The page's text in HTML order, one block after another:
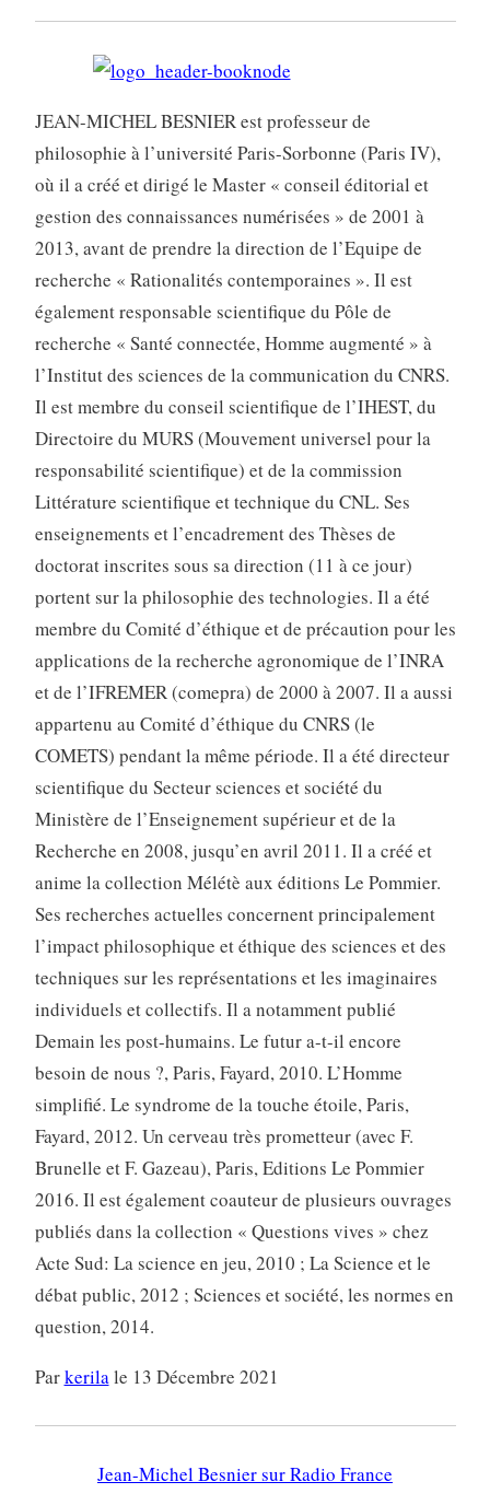
JEAN-MICHEL BESNIER est professeur de
philosophie à l’université Paris-Sorbonne (Paris IV),
où il a créé et dirigé le Master « conseil éditorial et
gestion des connaissances numérisées » de 2001 à
2013, avant de prendre la direction de l’Equipe de
recherche « Rationalités contemporaines ». Il est
également responsable scientifique du Pôle de
recherche « Santé connectée, Homme augmenté » à
l’Institut des sciences de la communication du CNRS.
Il est membre du conseil scientifique de l’IHEST, du
Directoire du MURS (Mouvement universel pour la
responsabilité scientifique) et de la commission
Littérature scientifique et technique du CNL. Ses
enseignements et l’encadrement des Thèses de
doctorat inscrites sous sa direction (11 à ce jour)
portent sur la philosophie des technologies. Il a été
membre du Comité d’éthique et de précaution pour les
applications de la recherche agronomique de l’INRA
et de l’IFREMER (comepra) de 2000 à 2007. Il a aussi
appartenu au Comité d’éthique du CNRS (le
COMETS) pendant la même période. Il a été directeur
scientifique du Secteur sciences et société du
Ministère de l’Enseignement supérieur et de la
Recherche en 2008, jusqu’en avril 2011. Il a créé et
anime la collection Mélétè aux éditions Le Pommier.
Ses recherches actuelles concernent principalement
l’impact philosophique et éthique des sciences et des
techniques sur les représentations et les imaginaires
individuels et collectifs. Il a notamment publié
Demain les post-humains. Le futur a-t-il encore
besoin de nous ?, Paris, Fayard, 2010. L’Homme
simplifié. Le syndrome de la touche étoile, Paris,
Fayard, 2012. Un cerveau très prometteur (avec F.
Brunelle et F. Gazeau), Paris, Editions Le Pommier
2016. Il est également coauteur de plusieurs ouvrages
publiés dans la collection « Questions vives » chez
Acte Sud: La science en jeu, 2010 ; La Science et le
débat public, 2012 ; Sciences et société, les normes en
question, 2014.
Parkerilale 13 Décembre 2021
Jean-Michel Besnier sur Radio France